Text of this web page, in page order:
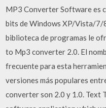
MP3 Converter Software es
bits de Windows XP/Vista/
biblioteca de programas le
to Mp3 converter 2.0. El
frecuente para esta
versiones más populares
converter son 2.0 y 1.0. Text